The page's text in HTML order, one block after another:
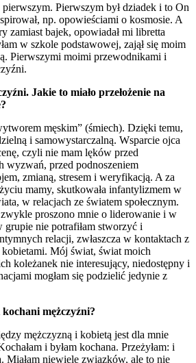
Pierwszym był dziadek i to On
np. opowieściami o kosmosie. A
zamiast bajek, opowiadał mi libretta
w szkole podstawowej, zajął się moim
Pierwszymi moimi przewodnikami i
Jakie to miało przełożenie na
męskim” (śmiech). Dzięki temu,
i samowystarczalną. Wsparcie ojca
czyli nie mam lęków przed
wyzwań, przed podnoszeniem
zmianą, stresem i weryfikacją. A za
mamy, skutkowała infantylizmem w
w relacjach ze światem społecznym.
proszono mnie o liderowanie i w
grupie nie potrafiłam stworzyć i
relacji, zwłaszcza w kontaktach z
Mój świat, świat moich
koleżanek nie interesujący, niedostępny i
mogłam się podzielić jedynie z
mężczyźni?
mężczyzną i kobietą jest dla mnie
i byłam kochana. Przeżyłam: i
Miałam niewiele związków, ale to nie